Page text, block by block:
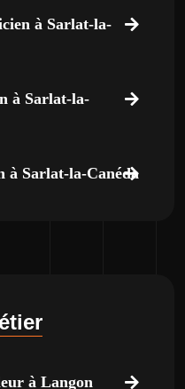
à Sarlat-la-
à Sarlat-la-
à Sarlat-la-Canéda
à Langon